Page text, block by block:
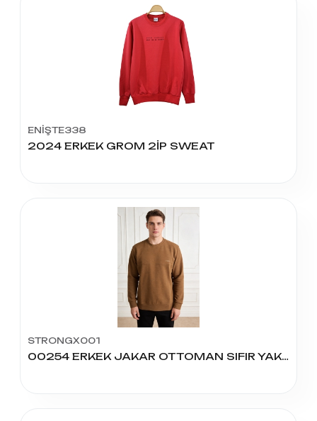
ENİŞTE338
2024 ERKEK GROM 2İP SWEAT
STRONGX001
00254 ERKEK JAKAR OTTOMAN SIFIR YAKA